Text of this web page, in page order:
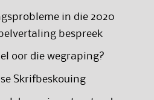
in die 2020
bespreek
oor die wegraping?
Skrifbeskouing